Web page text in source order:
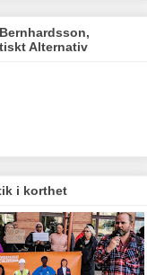
Alternativ
i korthet